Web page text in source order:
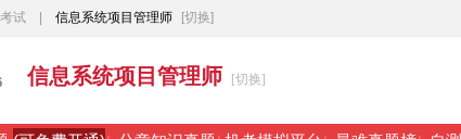
试 信息系统项目管理师 [切换]
信息系统项目管理师 [切换]